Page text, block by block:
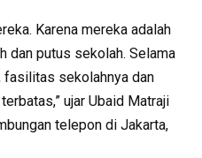
Karena mereka adalah
dan putus sekolah. Selama
fasilitas sekolahnya dan
ujar Ubaid Matraji
telepon di Jakarta,